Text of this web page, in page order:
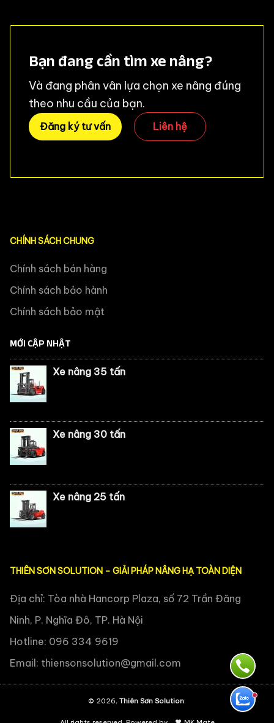
Bạn đang cần tìm xe nâng?
Và đang phân vân lựa chọn xe nâng đúng
theo nhu cầu của bạn.
Đăng ký tư vấn Liên hệ
CHÍNH SÁCH CHUNG
Chính sách bán hàng
Chính sách bảo hành
Chính sách bảo mật
MỚI CẬP NHẬT
Xe nâng 35 tấn
Xe nâng 30 tấn
Xe nâng 25 tấn
THIÊN SƠN SOLUTION – GIẢI PHÁP NÂNG HẠ TOÀN DIỆN
Địa chỉ: Tòa nhà Hancorp Plaza, số 72 Trần Đăng
Ninh, P. Nghĩa Đô, TP. Hà Nội
Hotline: 096 334 9619
Email: thiensonsolution@gmail.com
© 2026, Thiên Sơn Solution.